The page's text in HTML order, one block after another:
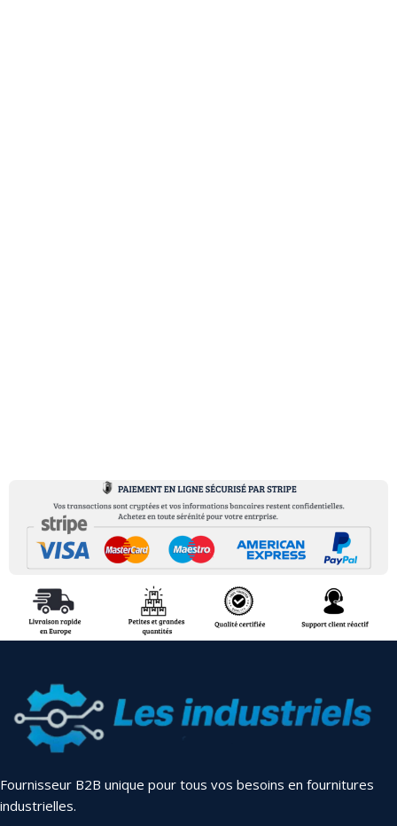
Fournisseur B2B unique pour tous vos besoins en fournitures
industrielles.